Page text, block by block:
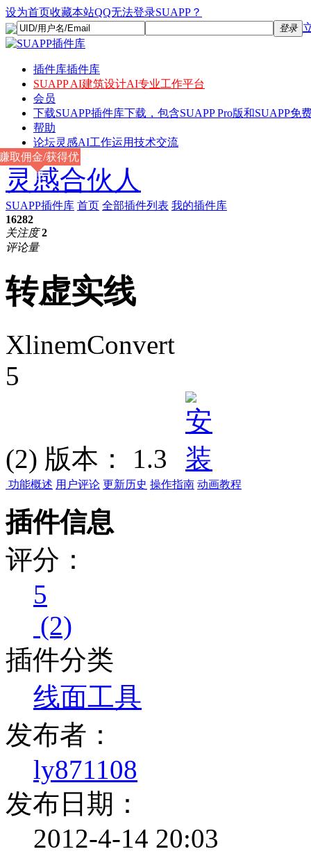
设为首页收藏本站QQ无法登录SUAPP？
登录
插件库插件库
SUAPP AI建筑设计AI专业工作平台
会员
下载SUAPP插件库下载，包含SUAPP Pro版和SUAPP免
帮助
论坛灵感AI工作运用技术交流
灵感合伙人
取佣金/获得优
惠
SUAPP插件库 首页 全部插件列表 我的插件库
16282
关注度 2
评论量
转虚实线
XlinemConvert
5
(2) 版本： 1.3
功能概述 用户评论 更新历史 操作指南 动画教程
插件信息
评分：
5
(2)
插件分类
线面工具
发布者：
ly871108
发布日期：
2012-4-14 20:03